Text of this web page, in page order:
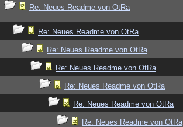
Re: Neues Readme von OtRa
Re: Neues Readme von OtRa
Re: Neues Readme von OtRa
Re: Neues Readme von OtRa
Re: Neues Readme von OtRa
Re: Neues Readme von OtRa
Re: Neues Readme von OtRa